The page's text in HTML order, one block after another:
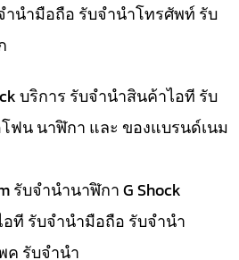
นำมือถือ รับจำนำโทรศัพท์ รับ
บริการ รับจำนำสินค้าไอที รับ
ฟน นาฬิกา และ ของแบรนด์เนม
รับจำนำนาฬิกา G Shock
ที รับจำนำมือถือ รับจำนำ
ค รับจำนำ